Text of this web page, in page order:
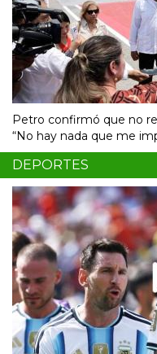
Petro confirmó que no
“No hay nada que me
DEPORTES